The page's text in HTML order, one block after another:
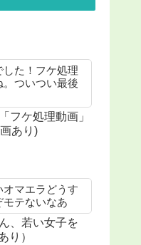
した！フケ処理
。ついつい最後
フケ処理動画」
あり)
オマエラどうす
モテないなあ
、若い女子を
り）